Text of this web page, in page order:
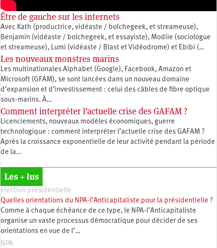
Être de gauche sur les internets
Avec Kath (productrice, vidéaste / bolchegeek, et streameuse),
Benjamin (vidéaste / bolchegeek, et essayiste), Modiie (sociologue
et streameuse), Lumi (vidéaste / Blast et Vidéodrome) et Ebibi (…
Les nouveaux monstres marins
Les multinationales Alphabet (Google), Facebook, Amazon et
Microsoft (GFAM), se sont lancées dans un nouveau domaine
d’expansion et d’investissement : celui des câbles de fibre optique
sous-marins. À…
Comment interpréter l’actuelle crise des GAFAM ?
Licenciements, nouveaux modèles économiques, guerre
technologique : comment interpréter l’actuelle crise des GAFAM ?
Après la croissance exponentielle de leur activité pendant la période
de la…
Les + lus
élection présidentielle
Quelles orientations du NPA-l’Anticapitaliste pour la présidentielle ?
Comme à chaque échéance de ce type, le NPA-l’Anticapitaliste
organise un vaste processus démocratique pour décider de ses
orientations en vue de l’…
NPA